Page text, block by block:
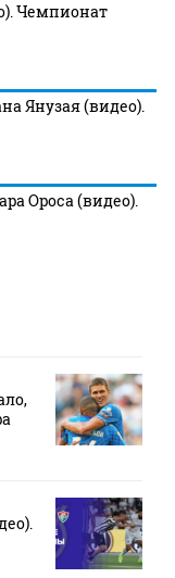
Чемпионат
Янузая (видео).
Ороса (видео).